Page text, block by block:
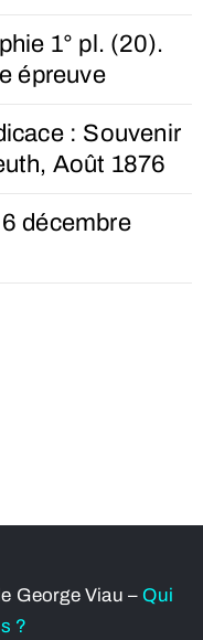
1° pl. (20).
épreuve
: Souvenir
Août 1876
décembre
George Viau – Qui
?